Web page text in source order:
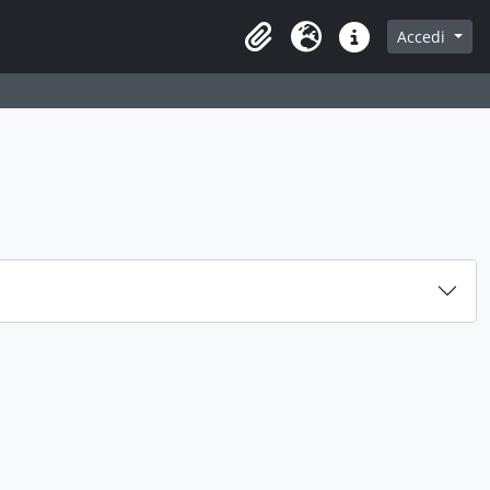
Area di lavoro
Lingua Collegamenti veloci
Accedi